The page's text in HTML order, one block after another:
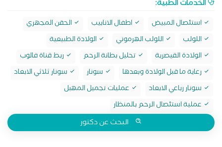
الخدمات الطبية:
استئصال المبيض اطفال الانابيب
الحقن المجهري
اللولب
اللولب الهرموني
الولادة الطبيعية
الولادة القيصرية
تحليل بطانة الرحم
ربط قناة فالوب
رعاية ما قبل الولادة وبعدها
سونار
سونار ثلاثي الابعاد
سونار رباعي الابعاد
عمليات تجميل المهبل
عملية استئصال الرحم بالمنظار
البحث عن دكتور